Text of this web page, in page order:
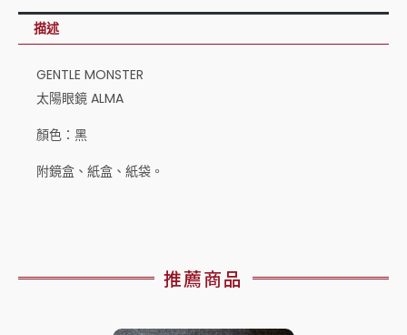
黑
描述
GENTLE MONSTER
太陽眼鏡 ALMA
顏色：黑
附鏡盒、紙盒、紙袋。
推薦商品